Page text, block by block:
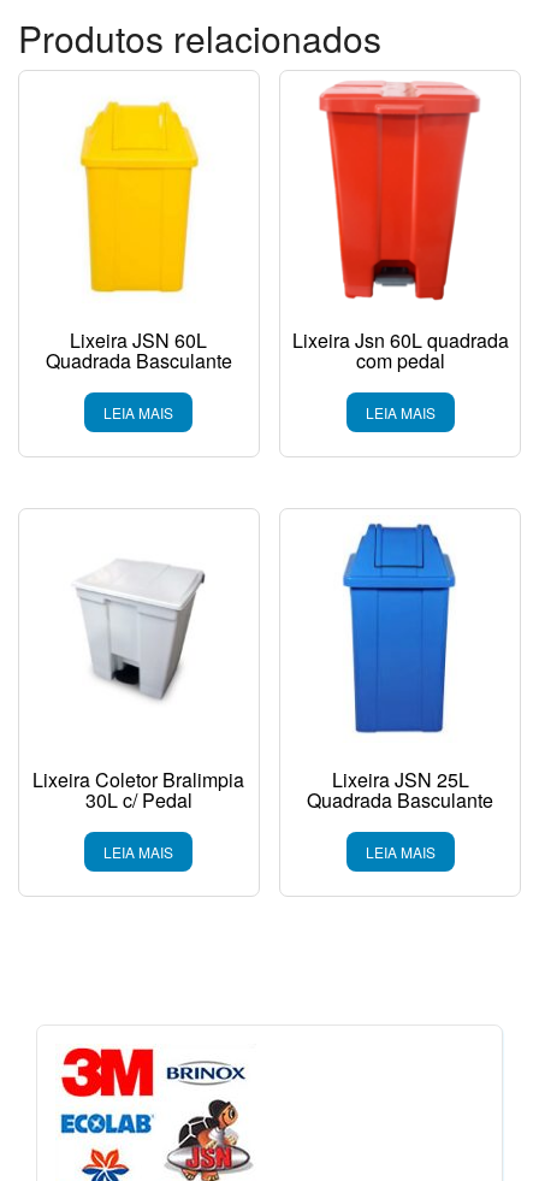
Produtos relacionados
Lixeira JSN 60L
Quadrada Basculante
LEIA MAIS
Lixeira Jsn 60L quadrada
com pedal
LEIA MAIS
Lixeira Coletor Bralimpia
30L c/ Pedal
LEIA MAIS
Lixeira JSN 25L
Quadrada Basculante
LEIA MAIS